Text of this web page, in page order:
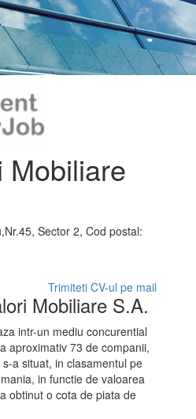
Mobiliare
Sector 2, Cod postal:
Trimiteti CV-ul pe mail
Mobiliare S.A.
intr-un mediu concurential
aproximativ 73 de companii,
a situat, in clasamentul pe
in functie de valoarea
obtinut o cota de piata de